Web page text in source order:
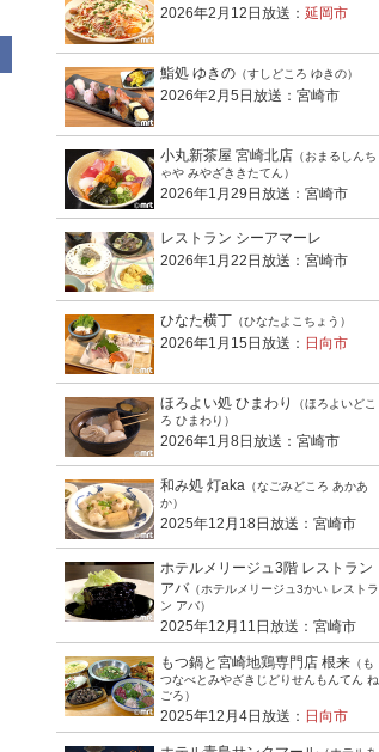
2026年2月12日放送： 延岡市
鮨処 ゆきの （すしどころ ゆきの）
2026年2月5日放送：宮崎市
小丸新茶屋 宮崎北店 （おまるしんち
ゃや みやざききたてん）
2026年1月29日放送：宮崎市
レストラン シーアマーレ
2026年1月22日放送：宮崎市
ひなた横丁 （ひなたよこちょう）
2026年1月15日放送： 日向市
ほろよい処 ひまわり
（ほろよいどこ
ろ ひまわり）
2026年1月8日放送：宮崎市
和み処 灯aka （なごみどころ あかあ
か）
2025年12月18日放送：宮崎市
ホテルメリージュ3階 レストラン
アバ（ホテルメリージュ3かい レストラ
ン アバ）
2025年12月11日放送：宮崎市
もつ鍋と宮崎地鶏専門店 根来 （も
つなべとみやざきじどりせんもんてん ね
ごろ）
2025年12月4日放送： 日向市